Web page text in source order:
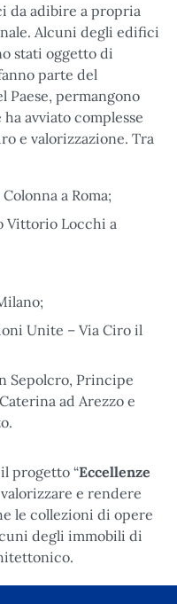
da adibire a propria
Alcuni degli edifici
stati oggetto di
parte del
permangono
avviato complesse
e valorizzazione. Tra
a Roma;
Vittorio Locchi a
Unite – Via Ciro il
Sepolcro, Principe
ad Arezzo e
progetto “Eccellenze
e rendere
le collezioni di opere
degli immobili di